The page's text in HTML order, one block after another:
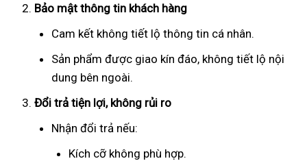
Bảo mật thông tin khách hàng
Cam kết không tiết lộ thông tin cá nhân.
Sản phẩm được giao kín đáo, không tiết lộ nội
dung bên ngoài.
Đổi trả tiện lợi, không rủi ro
Nhận đổi trả nếu:
Kích cỡ không phù hợp.